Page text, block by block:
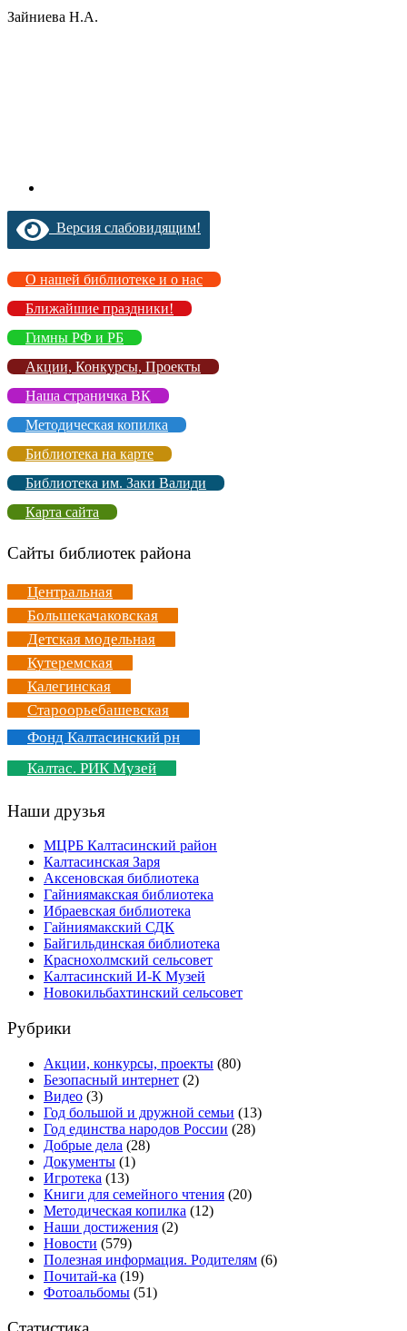
Зайниева Н.А.
Версия слабовидящим!
О нашей библиотеке и о нас
Ближайшие праздники!
Гимны РФ и РБ
Акции, Конкурсы, Проекты
Наша страничка ВК
Методическая копилка
Библиотека на карте
Библиотека им. Заки Валиди
Карта сайта
Сайты библиотек района
Центральная
Большекачаковская
Детская модельная
Кутеремская
Калегинская
Староорьебашевская
Фонд Калтасинский рн
Калтас. РИК Музей
Наши друзья
МЦРБ Калтасинский район
Калтасинская Заря
Аксеновская библиотека
Гайниямакская библиотека
Ибраевская библиотека
Гайниямакский СДК
Байгильдинская библиотека
Краснохолмский сельсовет
Калтасинский И-К Музей
Новокильбахтинский сельсовет
Рубрики
Акции, конкурсы, проекты (80)
Безопасный интернет (2)
Видео (3)
Год большой и дружной семьи (13)
Год единства народов России (28)
Добрые дела (28)
Документы (1)
Игротека (13)
Книги для семейного чтения (20)
Методическая копилка (12)
Наши достижения (2)
Новости (579)
Полезная информация. Родителям (6)
Почитай-ка (19)
Фотоальбомы (51)